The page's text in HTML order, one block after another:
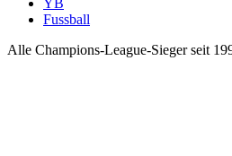
YB
Fussball
Alle Champions-League-Sieger seit